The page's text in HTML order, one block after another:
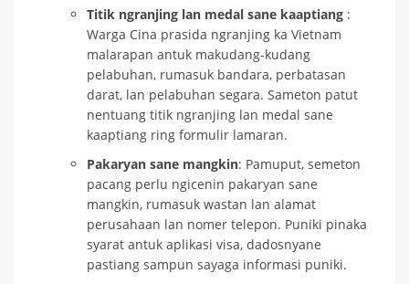
Titik ngranjing lan medal sane kaaptiang :
Warga Cina prasida ngranjing ka Vietnam
malarapan antuk makudang-kudang
pelabuhan, rumasuk bandara, perbatasan
darat, lan pelabuhan segara. Sameton patut
nentuang titik ngranjing lan medal sane
kaaptiang ring formulir lamaran.
Pakaryan sane mangkin: Pamuput, semeton
pacang perlu ngicenin pakaryan sane
mangkin, rumasuk wastan lan alamat
perusahaan lan nomer telepon. Puniki pinaka
syarat antuk aplikasi visa, dadosnyane
pastiang sampun sayaga informasi puniki.